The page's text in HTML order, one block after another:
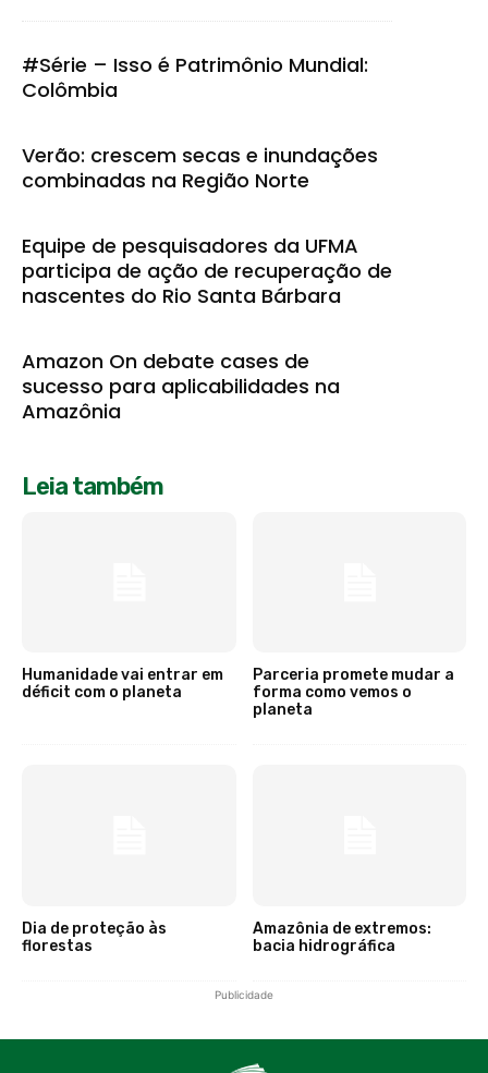
#Série – Isso é Patrimônio Mundial:
Colômbia
Verão: crescem secas e inundações
combinadas na Região Norte
Equipe de pesquisadores da UFMA
participa de ação de recuperação de
nascentes do Rio Santa Bárbara
Amazon On debate cases de
sucesso para aplicabilidades na
Amazônia
Leia também
Humanidade vai entrar em
déficit com o planeta
Parceria promete mudar a
forma como vemos o
planeta
Dia de proteção às
florestas
Amazônia de extremos:
bacia hidrográfica
Publicidade